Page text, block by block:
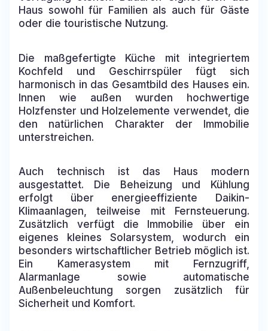
Haus sowohl für Familien als auch für Gäste
oder die touristische Nutzung.
Die maßgefertigte Küche mit integriertem
Kochfeld und Geschirrspüler fügt sich
harmonisch in das Gesamtbild des Hauses ein.
Innen wie außen wurden hochwertige
Holzfenster und Holzelemente verwendet, die
den natürlichen Charakter der Immobilie
unterstreichen.
Auch technisch ist das Haus modern
ausgestattet. Die Beheizung und Kühlung
erfolgt über energieeffiziente Daikin-
Klimaanlagen, teilweise mit Fernsteuerung.
Zusätzlich verfügt die Immobilie über ein
eigenes kleines Solarsystem, wodurch ein
besonders wirtschaftlicher Betrieb möglich ist.
Ein Kamerasystem mit Fernzugriff,
Alarmanlage sowie automatische
Außenbeleuchtung sorgen zusätzlich für
Sicherheit und Komfort.